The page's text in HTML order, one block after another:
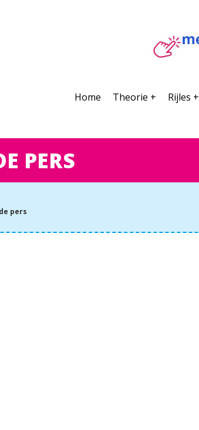
Home Theorie + Rijles +
PERS
pers